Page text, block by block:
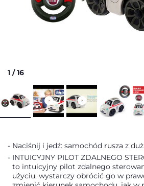
1 /16
Naciśnij i jedź: samochód rusza z
INTUICYJNY PILOT ZDALNEGO
to intuicyjny pilot zdalnego
użyciu, wystarczy obrócić go w